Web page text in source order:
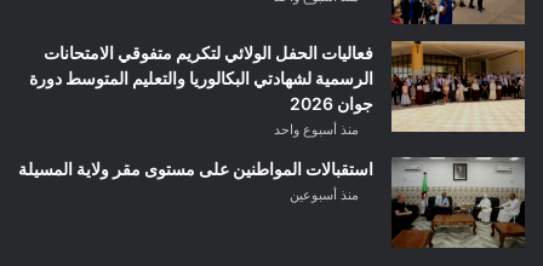
فعاليات الحفل الولائي لتكريم متفوقي الامتحانات
الرسمية لشهادتي البكالوريا والتعليم المتوسط دورة
جوان 2026
منذ أسبوع واحد
استقبالات المواطنين على مستوى مقر ولاية المسيلة
منذ أسبوعين